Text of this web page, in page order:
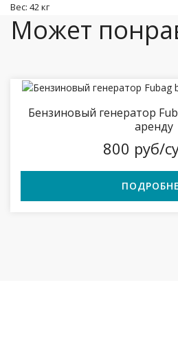
Вес: 42 кг
Может
Бензиновый генератор
аренду
800 руб/